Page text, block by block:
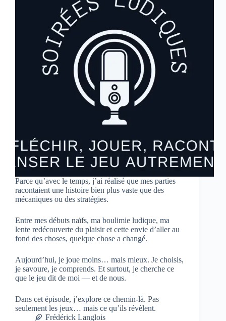
Parce qu’avec le temps, j’ai réalisé que mes parties
racontaient une histoire bien plus vaste que des
mécaniques ou des stratégies.
Entre mes débuts naïfs, ma boulimie ludique, ma
lente redécouverte du plaisir et cette envie d’aller au
fond des choses, quelque chose a changé.
Aujourd’hui, je joue moins… mais mieux. Je choisis,
je savoure, je comprends. Et surtout, je cherche ce
que le jeu dit de moi — et de nous.
Dans cet épisode, j’explore ce chemin-là. Pas
seulement les jeux… mais ce qu’ils révèlent.
Frédérick Langlois